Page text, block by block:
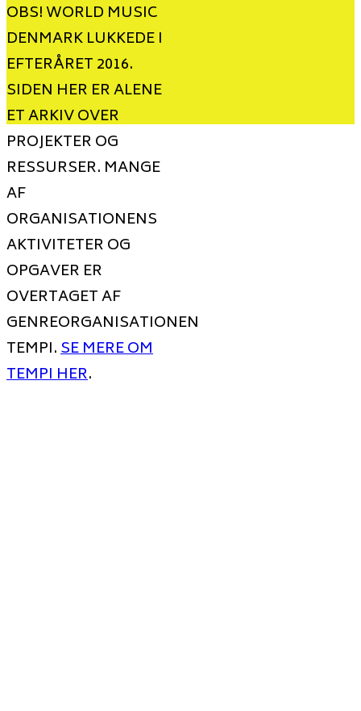
OBS! WORLD MUSIC
DENMARK LUKKEDE I
EFTERÅRET 2016.
SIDEN HER ER ALENE
ET ARKIV OVER
PROJEKTER OG
RESSURSER. MANGE
AF
ORGANISATIONENS
AKTIVITETER OG
OPGAVER ER
OVERTAGET AF
GENREORGANISATIONEN
TEMPI.SE MERE OM
TEMPI HER.